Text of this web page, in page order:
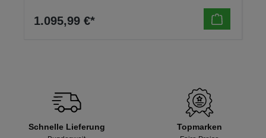
1.095,99 €*
Schnelle Lieferung Topmarken